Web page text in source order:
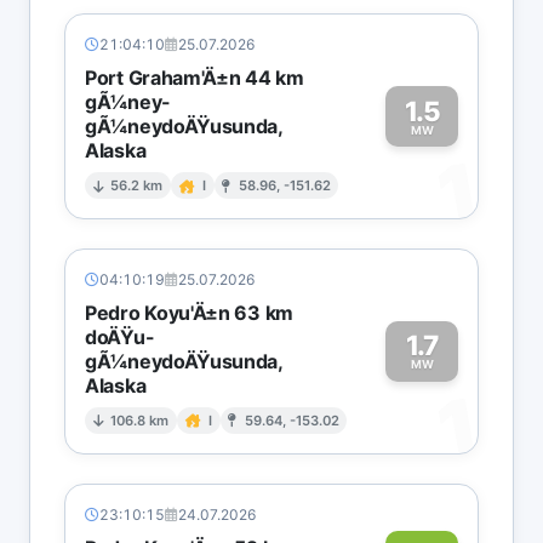
21:04:10 25.07.2026
Port Graham'Ä±n 44 km
gÃ¼ney-
gÃ¼neydoÄŸusunda,
Alaska
56.2 km I 58.96, -151.62
1.5
MW
1
04:10:19 25.07.2026
Pedro Koyu'Ä±n 63 km
doÄŸu-
gÃ¼neydoÄŸusunda,
Alaska
106.8 km I 59.64, -153.02
1.7
MW
1
23:10:15 24.07.2026